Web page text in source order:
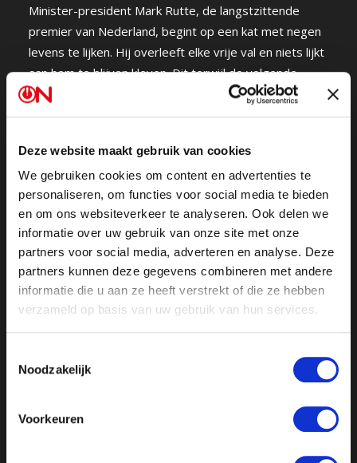
Deze website maakt gebruik van cookies
We gebruiken cookies om content en advertenties te
personaliseren, om functies voor social media te bieden
en om ons websiteverkeer te analyseren. Ook delen we
informatie over uw gebruik van onze site met onze
partners voor social media, adverteren en analyse. Deze
partners kunnen deze gegevens combineren met andere
informatie die u aan ze heeft verstrekt of die ze hebben
verzameld op basis van uw gebruik van hun services.
Noodzakelijk
Voorkeuren
Minister-president Mark Rutte, de langstzittende
premier van Nederland, begint op een kat met negen
levens te lijken. Hij overleeft elke vrije val en niets lijkt
aan hem te blijven kleven. Dit terwijl de volgende
affaires en crises inmiddels in ons collectieve
geheugen staan gebeiteld: de Bonnetjesaffaire, de
in Irak, het Toeslagenschandaal, de functie elders voor
Omtzigt en zijn gewiste sms-jes en niet te vergeten
de huidige Stikstofcrisis, afhandeling
aardbevingsschade en de recordimmigratie. Hoe lang
kan hij nog blijven zitten?
Landelijk gezien zijn er schrikbarende cijfers over
wapengeweld onder jongeren. Zo waren
Daarnaast neemt wapenbezit ook toe in heel